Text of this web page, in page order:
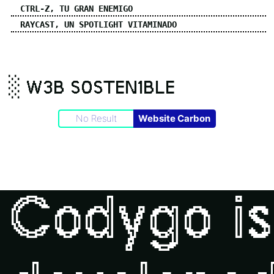
CTRL-Z, TU GRAN ENEMIGO
RAYCAST, UN SPOTLIGHT VITAMINADO
░ W3B S0STEN1BLE
No Result Website Carbon
Codygo